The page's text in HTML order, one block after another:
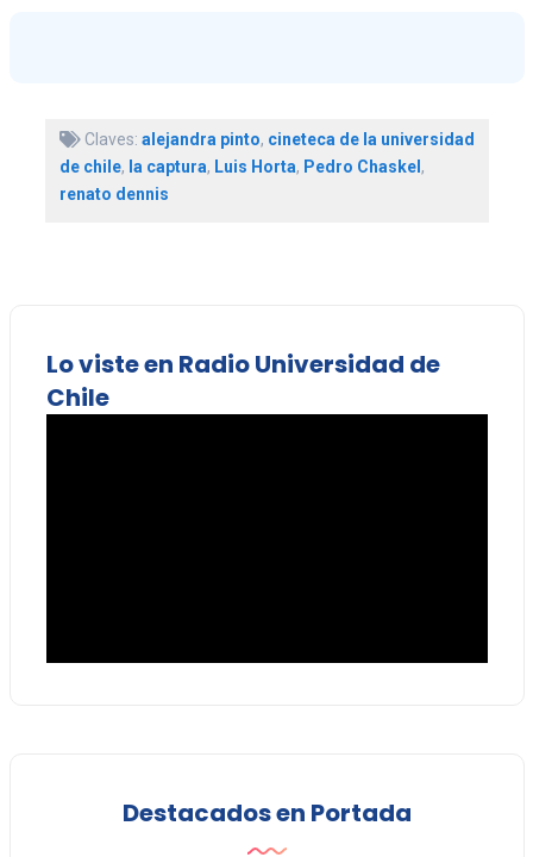
Claves: alejandra pinto, cineteca de la universidad
de chile, la captura, Luis Horta, Pedro Chaskel ,
renato dennis
Lo viste en Radio Universidad de
Chile
Destacados en Portada